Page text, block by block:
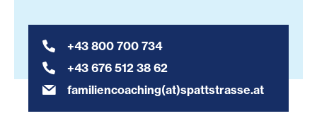
+43 800 700 734
+43 676 512 38 62
familiencoaching(at)spattstrasse.at